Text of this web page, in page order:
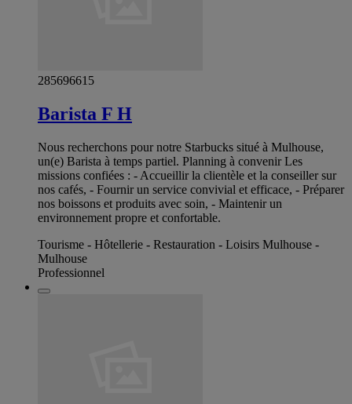
285696615
Barista F H
Nous recherchons pour notre Starbucks situé à Mulhouse,
un(e) Barista à temps partiel. Planning à convenir Les
missions confiées : - Accueillir la clientèle et la conseiller sur
nos cafés, - Fournir un service convivial et efficace, - Préparer
nos boissons et produits avec soin, - Maintenir un
environnement propre et confortable.
Tourisme - Hôtellerie - Restauration - Loisirs Mulhouse -
Mulhouse
Professionnel